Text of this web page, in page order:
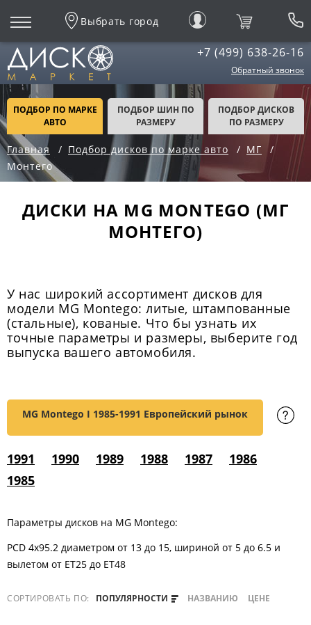
Выбрать город
+7 (499) 638-26-16
Обратный звонок
ПОДБОР ПО МАРКЕ
АВТО
ПОДБОР ШИН ПО
РАЗМЕРУ
ПОДБОР ДИСКОВ
ПО РАЗМЕРУ
Главная Подбор дисков по марке авто
МГ
Монтего
ДИСКИ НА MG MONTEGO (МГ
МОНТЕГО)
У нас широкий ассортимент дисков для
модели MG Montego: литые, штампованные
(стальные), кованые. Что бы узнать их
точные параметры и размеры, выберите год
выпуска вашего автомобиля.
MG Montego I 1985-1991 Европейский рынок
1991 1990 1989 1988 1987
1986
1985
Параметры дисков на MG Montego:
PCD 4x95.2 диаметром от 13 до 15, шириной от 5 до 6.5 и
вылетом от ET25 до ET48
СОРТИРОВАТЬ ПО: ПОПУЛЯРНОСТИ НАЗВАНИЮ ЦЕНЕ